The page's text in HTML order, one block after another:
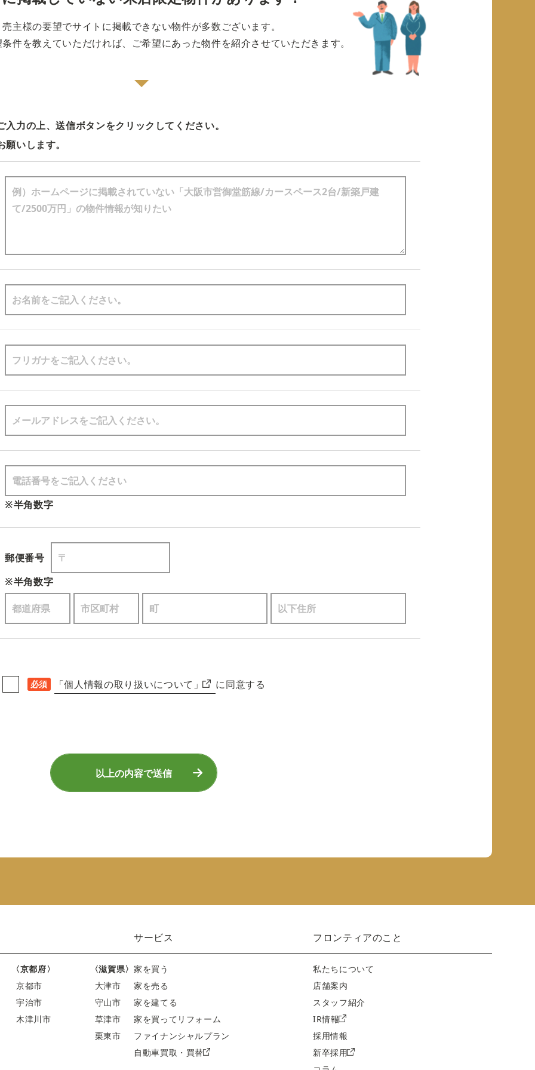
売主様の要望でサイトに掲載できない物件が多数ございます。
件を教えていただければ、ご希望にあった物件を紹介させていただきます。
力の上、送信ボタンをクリックしてください。
いします。
※半角数字
郵便番号
※半角数字
必須 「個人情報の取り扱いについて」 に同意する
以上の内容で送信
〈京都府〉
京都市
宇治市
木津川市
〈滋賀県〉
大津市
守山市
草津市
栗東市
サービス
家を買う
家を売る
家を建てる
家を買ってリフォーム
ファイナンシャルプラン
自動車買取・買替
フロンティアのこと
私たちについて
店舗案内
スタッフ紹介
IR情報
採用情報
新卒採用